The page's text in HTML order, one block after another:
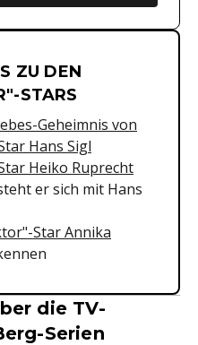
&
ZU DEN
STARS
Geheimnis von
Hans Sigl
Heiko Ruprecht
er sich mit Hans
Star Annika
die TV-
Serien